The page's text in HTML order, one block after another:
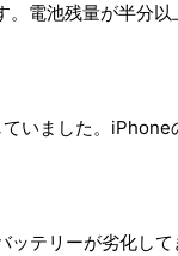
電池残量が半分
いました。
テリーが劣化し